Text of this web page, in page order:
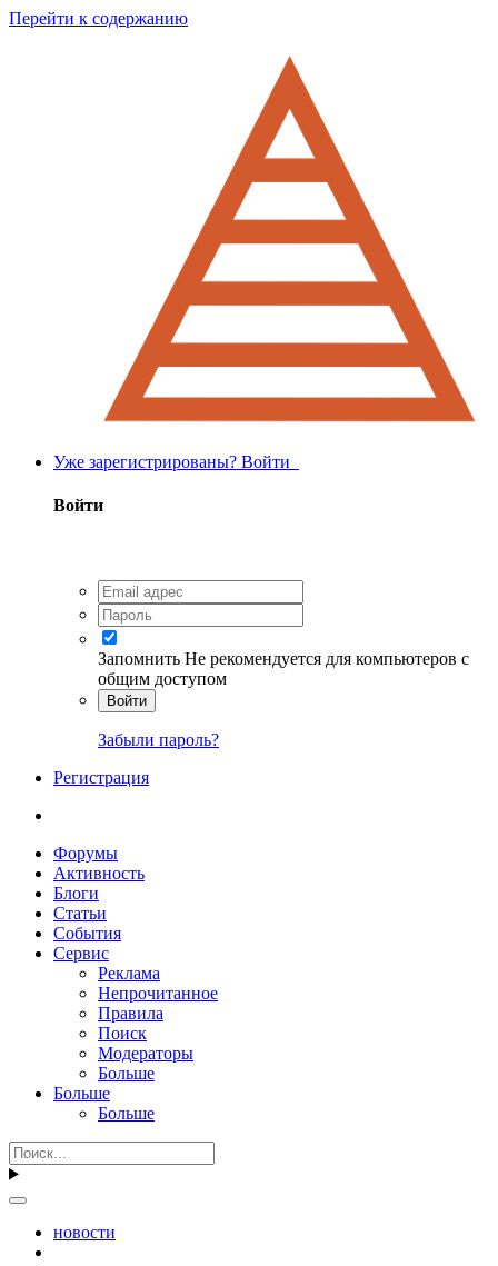
Перейти к содержанию
Уже зарегистрированы? Войти
Войти
Запомнить Не рекомендуется для компьютеров с
общим доступом
Войти
Забыли пароль?
Регистрация
Форумы
Активность
Блоги
Статьи
События
Сервис
Реклама
Непрочитанное
Правила
Поиск
Модераторы
Больше
Больше
Больше
новости